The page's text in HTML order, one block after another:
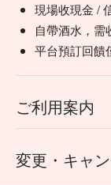
現場收現金 /
自帶酒水，需
平台預訂回饋
ご利用案内
変更・キャ